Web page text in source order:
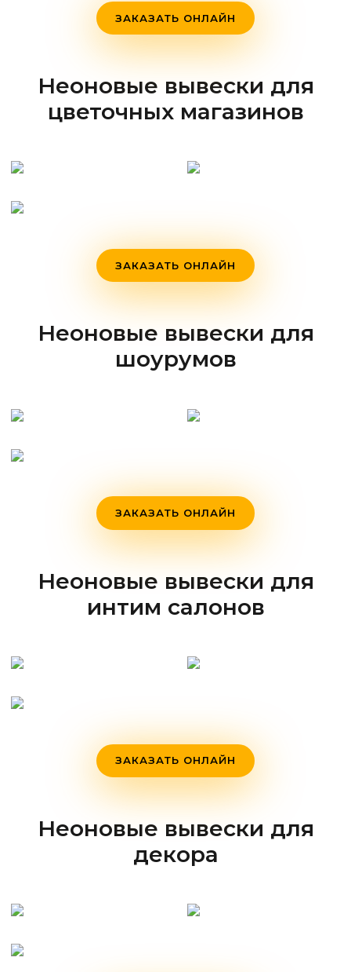
ЗАКАЗАТЬ ОНЛАЙН
Неоновые вывески для
цветочных магазинов
ЗАКАЗАТЬ ОНЛАЙН
Неоновые вывески для
шоурумов
ЗАКАЗАТЬ ОНЛАЙН
Неоновые вывески для
интим салонов
ЗАКАЗАТЬ ОНЛАЙН
Неоновые вывески для
декора